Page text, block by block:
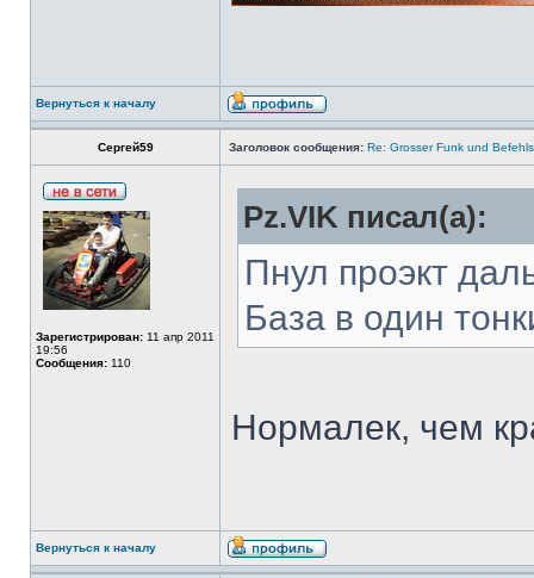
Вернуться к началу
Сергей59 Заголовок сообщения: Re: Grosser Funk und
Зарегистрирован: 11 апр 2011
19:56
Сообщения: 110
Pz.VIK писал(а):
Пнул проэкт
База в один
Нормалек, чем
Вернуться к началу